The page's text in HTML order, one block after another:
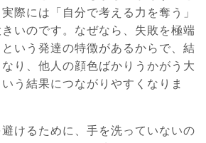
際には「自分で考える力を奪う」
いのです。なぜなら、失敗を極端
いう発達の特徴があるからで、結
り、他人の顔色ばかりうかがう大
う結果につながりやすくなりま
けるために、手を洗っていないの